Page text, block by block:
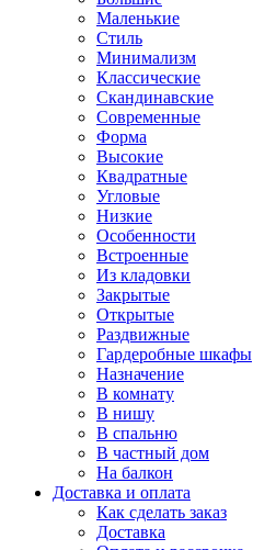
Маленькие
Стиль
Минимализм
Классические
Скандинавские
Современные
Форма
Высокие
Квадратные
Угловые
Низкие
Особенности
Встроенные
Из кладовки
Закрытые
Открытые
Раздвижные
Гардеробные шкафы
Назначение
В комнату
В нишу
В спальню
В частный дом
На балкон
Доставка и оплата
Как сделать заказ
Доставка